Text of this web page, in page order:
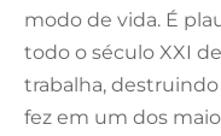
modo de vida. É
todo o século XXI
trabalha,
fez em um dos